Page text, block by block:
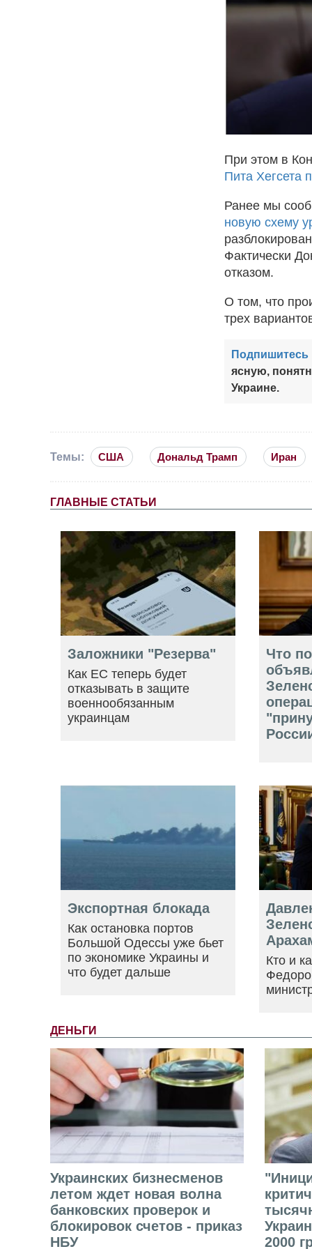
При этом в
Пита Хегсета
Ранее мы
новую схему
Фактически
отказом.
О том, что
трех
Подпишитесь
ясную,
Украине.
Темы: США Дональд Трамп Иран
ГЛАВНЫЕ СТАТЬИ
Заложники "Резерва"
Как ЕС теперь будет
отказывать в защите
военнообязанным
украинцам
Что
Экспортная блокада
Как остановка портов
Большой Одессы уже бьет
по экономике Украины и
что будет дальше
Кто и
ДЕНЬГИ
Украинских бизнесменов
летом ждет новая волна
банковских проверок и
блокировок счетов - приказ
НБУ
2000